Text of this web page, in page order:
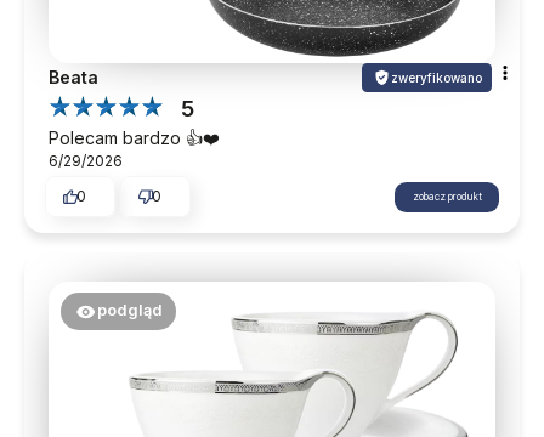
Beata zweryfikowano
5
Polecam bardzo 👍️❤️
6/29/2026
0
0 zobacz produkt
podgląd